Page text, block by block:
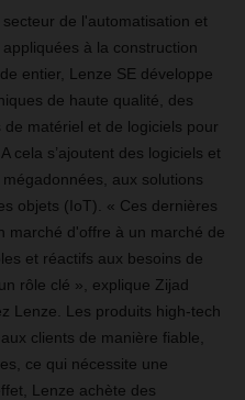
de l'automatisation et
à la construction
entier, Lenze SE développe
de haute qualité, des
matériel et de logiciels pour
cela s’ajoutent des logiciels et
aux solutions
objets (IoT). « Ces dernières
marché d'offre à un marché de
et réactifs aux besoins de
rôle clé », explique Zijad
Lenze. Les produits high-tech
clients de manière fiable,
ce qui nécessite une
Lenze achète des